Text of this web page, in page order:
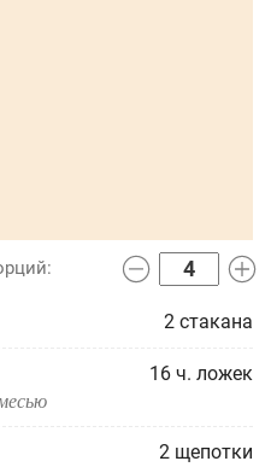
2 стакана
16 ч. ложек
2 щепотки